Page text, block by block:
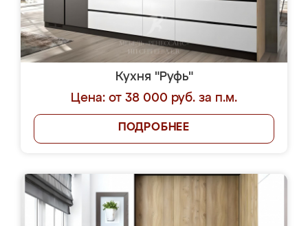
Кухня "Руфь"
Цена: от 38 000 руб. за п.м.
ПОДРОБНЕЕ